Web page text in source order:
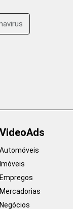
VideoAds
Automóveis
Imóveis
Empregos
Mercadorias
Negócios